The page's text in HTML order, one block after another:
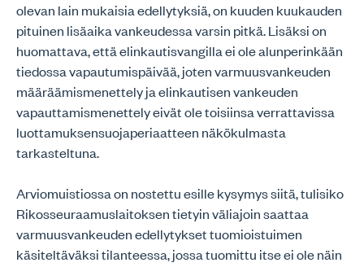
olevan lain mukaisia edellytyksiä, on kuuden kuukauden
pituinen lisäaika vankeudessa varsin pitkä. Lisäksi on
huomattava, että elinkautisvangilla ei ole alunperinkään
tiedossa vapautumispäivää, joten varmuusvankeuden
määräämismenettely ja elinkautisen vankeuden
vapauttamismenettely eivät ole toisiinsa verrattavissa
luottamuksensuojaperiaatteen näkökulmasta
tarkasteltuna.
Arviomuistiossa on nostettu esille kysymys siitä, tulisiko
Rikosseuraamuslaitoksen tietyin väliajoin saattaa
varmuusvankeuden edellytykset tuomioistuimen
käsiteltäväksi tilanteessa, jossa tuomittu itse ei ole näin